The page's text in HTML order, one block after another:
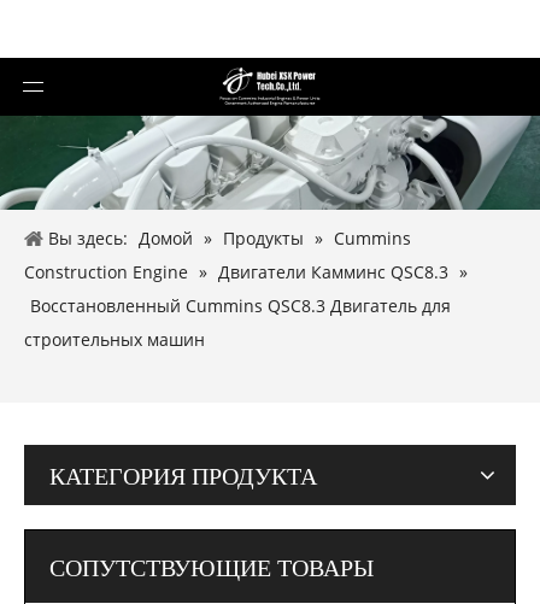
Вы здесь: Домой » Продукты » Cummins
Construction Engine » Двигатели Камминс QSC8.3 »
Восстановленный Cummins QSC8.3 Двигатель для
строительных машин
КАТЕГОРИЯ ПРОДУКТА
СОПУТСТВУЮЩИЕ ТОВАРЫ